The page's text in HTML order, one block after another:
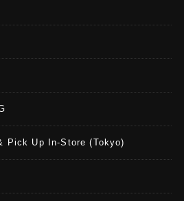
Pick Up In-Store (Tokyo)